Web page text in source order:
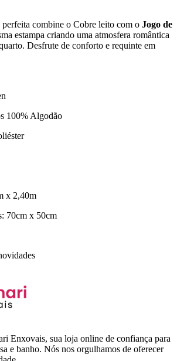
perfeita combine o Cobre leito com o Jogo de
estampa criando uma atmosfera romântica
Desfrute de conforto e requinte em
100% Algodão
x 2,40m
70cm x 50cm
Enxovais, sua loja online de confiança para
e banho. Nós nos orgulhamos de oferecer